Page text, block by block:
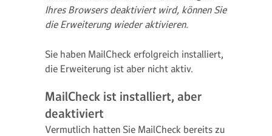
Ihres Browsers deaktiviert wird, können Sie
die Erweiterung wieder aktivieren.
Sie haben MailCheck erfolgreich installiert,
die Erweiterung ist aber nicht aktiv.
MailCheck ist installiert, aber
deaktiviert
Vermutlich hatten Sie MailCheck bereits zu